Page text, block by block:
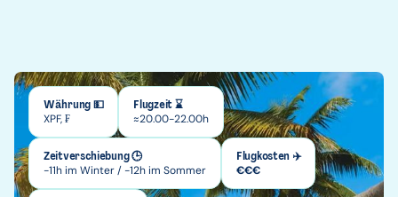
Währung 💵
XPF, ₣
Flugzeit ⌛
≈20.00-22.00h
Zeitverschiebung 🕒
-11h im Winter / -12h im Sommer
Flugkosten ✈️
€€€